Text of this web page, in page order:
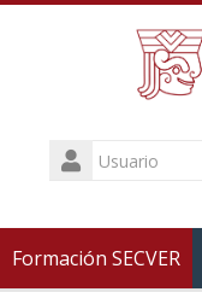
Saltar
Usuario
Formación SECVER